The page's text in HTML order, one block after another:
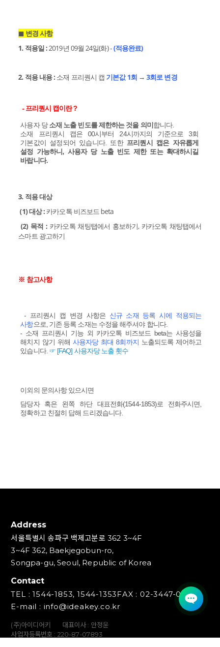
◼︎ 변경 사항
1. 적용일 :2019년 09월 24일(화) -(적용완료)
2. 적용 내용 : 소재 프리퀀시 캡 기본값 1회→3회로 변경
- 프리퀀시 캡이란 ?
사용자 당소재 노출 빈도를 제한하는 것을 의미 합니다.
소재 프리퀀시 캡은 00시부터 24시까지의 기준으로 3회
기본값이 설정되어 있습니다. 또한 프리퀀시 캡은 자유롭게
설정 가능하니, 사용자 당 노출 빈도 제한 또는 확대하시길
바랍니다.
3. 적용 대상
(1) 대상 : 카카오톡 비즈보드 beta
(2) 목적 : 카카오톡 채팅탭에서 홍보하기, 카카오톡 채팅탭에서
스마트 광고하기
※ 참고사항
- 프리퀀시 캡 변경 사항은 신규 소재 등록 시에 적용되는
사항으로, 기존 등록 소재는 수정을 해주셔야 합니다.
- 소재 프리퀀시 기능 외 카카오톡 비즈보드 beta는 사용성을
해치지 않기 위해 사용자당 최대 8회까지 노출되도록 제어하고
있습니다. ☞ [FAQ] 사용자당 노출 횟수
이외의 문의사항 있으시면
담당자 혹은 왼쪽 하단 대표전화(1544-1853)로 전화주시면,
정확하고 친절히 답해 드리겠습니다.
Address
서울특별시 송파구 백제고분로 362 3~4F
3~4F 362, Baekjegobun-ro,
Songpa-gu, Seoul, Republic of Korea
Contact
TEL : 1544-1853, 1544-1353FAX : 02-3447-0700
E-mail : info@ideakey.co.kr
(주)아이디어키
대표이사 : 안정윤
사업자등록번호 : 220‍-87-07893